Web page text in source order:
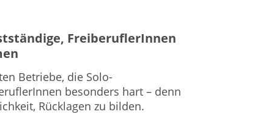
FreiberuflerInnen
Betriebe, die Solo-
besonders hart – denn
Rücklagen zu bilden.